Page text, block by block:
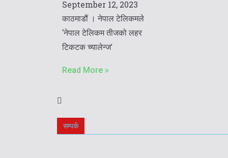
September 12, 2023
काठमाडौं । नेपाल टेलिकमले
‘नेपाल टेलिकम तीजको लहर
टिकटक च्यालेन्ज’
Read More »
सम्पर्क